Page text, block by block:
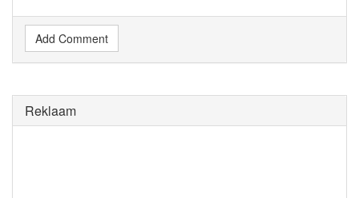
Add Comment
Reklaam